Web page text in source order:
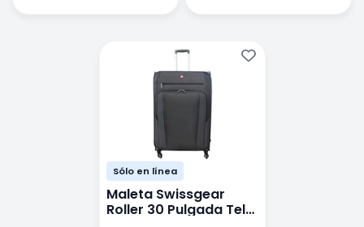
Sólo en línea
Maleta Swissgear
Roller 30 Pulgada Tela